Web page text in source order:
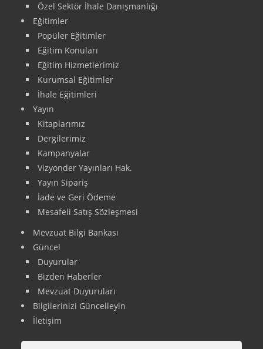
Özel Sektör İhale Danışmanlığı
Eğitimler
Popüler Eğitimler
Eğitim Konuları
Eğitim Hizmetlerimiz
Kurumsal Eğitimler
İhale Eğitimleri
Yayın
Kitaplarımız
Dergilerimiz
Kampanyalar
Vizyonder Yayınları Hak.
Yayın Sipariş
İade ve Geri Ödeme
Mesafeli Satış Sözleşmesi
Mevzuat Bilgi Bankası
Güncel
Duyurular
Bizden Haberler
Mevzuat Duyuruları
Bilgilerinizi Güncelleyin
İletişim